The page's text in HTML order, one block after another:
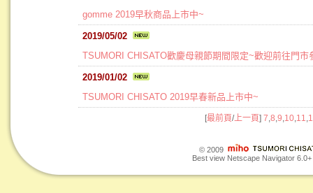
gomme 2019早秋商品上市中~
2019/05/02
TSUMORI CHISATO歡慶母親節期間限定~歡迎前往門市
2019/01/02
TSUMORI CHISATO 2019早春新品上市中~
[最前頁/上一頁] 7 8 9 10 11
© 2009
Best view Netscape Navigator